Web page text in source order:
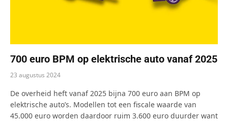
700 euro BPM op elektrische auto vanaf 2025
23 augustus 2024
De overheid heft vanaf 2025 bijna 700 euro aan BPM op
elektrische auto’s. Modellen tot een fiscale waarde van
45.000 euro worden daardoor ruim 3.600 euro duurder want